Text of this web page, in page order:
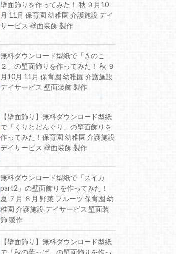
壁面飾りを作ってみた！ 秋 ９月10
月 11月 保育園 幼稚園 介護施設 デイ
サービス 壁面装飾 製作
無料ダウンロード型紙で「きのこ
２」の壁面飾りを作ってみた！ 秋 ９
月10月 11月 保育園 幼稚園 介護施設
デイサービス 壁面装飾 製作
【壁面飾り】無料ダウンロード型紙
で「くりとどんぐり」の壁面飾りを
作ってみた！保育園 幼稚園 介護施設
デイサービス 壁面装飾 製作
無料ダウンロード型紙で「スイカ
part2」の壁面飾りを作ってみた！
夏 ７月 ８月 野菜 フルーツ 保育園 幼
稚園 介護施設 デイサービス 壁面装
飾 製作
【壁面飾り】無料ダウンロード型紙
で「秋の葉っぱ」の壁面飾りを作っ